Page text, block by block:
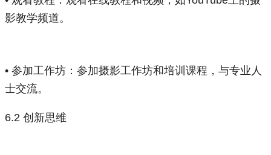
影教学频道。
• 参加工作坊：参加摄影工作坊和培训课程，与专业人
士交流。
6.2 创新思维